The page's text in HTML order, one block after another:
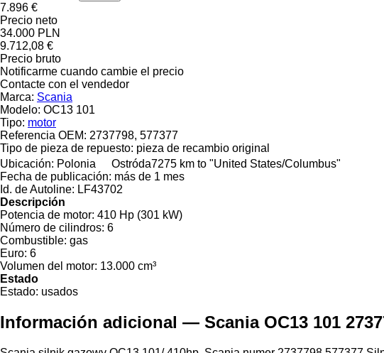
7.896 €
Precio neto
34.000 PLN
9.712,08 €
Precio bruto
Notificarme cuando cambie el precio
Contacte con el vendedor
Marca: Scania
Modelo: OC13 101
Tipo: motor
Referencia OEM: 2737798, 577377
Tipo de pieza de repuesto: pieza de recambio original
Ubicación: Polonia Ostróda7275 km to "United States/Columbus"
Fecha de publicación: más de 1 mes
Id. de Autoline: LF43702
Descripción
Potencia de motor: 410 Hp (301 kW)
Número de cilindros: 6
Combustible: gas
Euro: 6
Volumen del motor: 13.000 cm³
Estado
Estado: usados
Información adicional — Scania OC13 101